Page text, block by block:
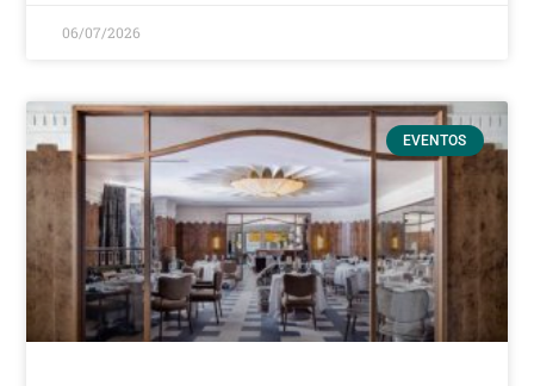
06/07/2026
EVENTOS